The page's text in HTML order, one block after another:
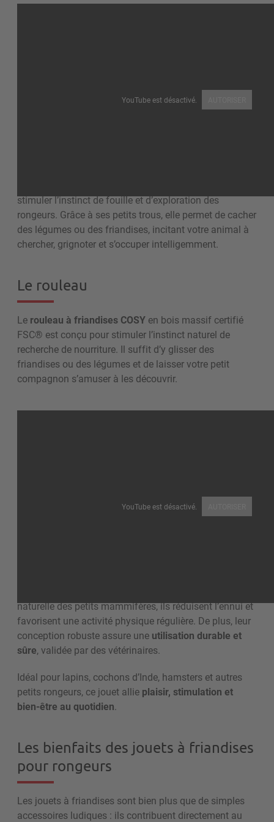
YouTube est désactivé.
stimuler l’instinct de fouille et d’exploration des
rongeurs. Grâce à ses petits trous, elle permet de cacher
des légumes ou des friandises, incitant votre animal à
chercher, grignoter et s’occuper intelligemment.
Le rouleau
Le rouleau à friandises COSY en bois massif certifié
FSC® est conçu pour stimuler l’instinct naturel de
recherche de nourriture. Il suffit d’y glisser des
friandises ou des légumes et de laisser votre petit
compagnon s’amuser à les découvrir.
YouTube est désactivé.
naturelle des petits mammifères, ils réduisent l’ennui et
favorisent une activité physique régulière. De plus, leur
conception robuste assure une utilisation durable et
sûre, validée par des vétérinaires.
Idéal pour lapins, cochons d’Inde, hamsters et autres
petits rongeurs, ce jouet allie plaisir, stimulation et
bien-être au quotidien.
Les bienfaits des jouets à friandises
pour rongeurs
Les jouets à friandises sont bien plus que de simples
accessoires ludiques : ils contribuent directement au